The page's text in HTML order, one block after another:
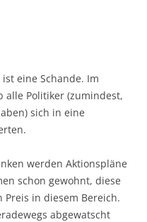
eine Schande. Im
alle Politiker (zumindest,
sich in eine
werden Aktionspläne
schon gewohnt, diese
in diesem Bereich.
abgewatscht